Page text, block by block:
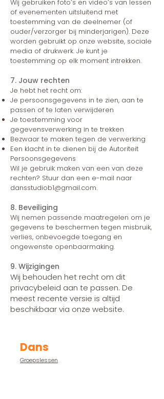
Wij gebruiken foto’s en video’s van lessen
of evenementen uitsluitend met
toestemming van de deelnemer (of
ouder/verzorger bij minderjarigen). Deze
worden gebruikt op onze website, sociale
media of drukwerk. Je kunt je
toestemming op elk moment intrekken.
7. Jouw rechten
Je hebt het recht om:
Je persoonsgegevens in te zien, aan te
passen of te laten verwijderen
Je toestemming voor
gegevensverwerking in te trekken
Bezwaar te maken tegen de verwerking
Een klacht in te dienen bij de Autoriteit
Persoonsgegevens
Wil je gebruik maken van een van deze
rechten? Stuur dan een e-mail naar
dansstudiob1@gmail.com.
8. Beveiliging
Wij nemen passende maatregelen om je
gegevens te beschermen tegen misbruik,
verlies, onbevoegde toegang en
ongewenste openbaarmaking.
9. Wijzigingen
Wij behouden het recht om dit
privacybeleid aan te passen. De
meest recente versie is altijd
beschikbaar via onze website.
Dans
Groepslessen